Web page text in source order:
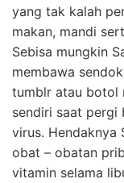
yang tak kalah
makan, mandi
Sebisa mungkin
membawa
tumblr atau botol
sendiri saat pergi
virus. Hendaknya
obat – obatan
vitamin selama